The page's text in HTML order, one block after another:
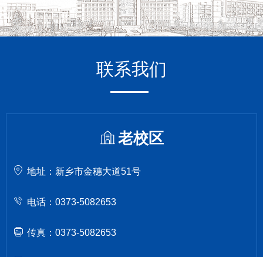
联系我们
老校区
地址：新乡市金穗大道51号
电话：0373-5082653
传真：0373-5082653